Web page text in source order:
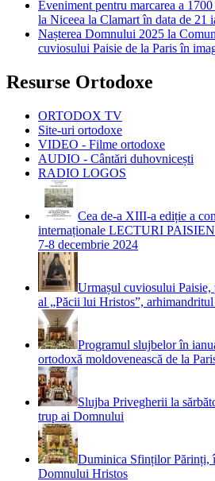
Eveniment pentru marcarea a
la Niceea la Clamart în data de 21
Nașterea Domnului 2025 la
cuviosului Paisie de la Paris în
Resurse Ortodoxe
ORTODOX TV
Site-uri ortodoxe
VIDEO - Filme ortodoxe
AUDIO - Cântări duhovnicești
RADIO LOGOS
Cea de-a XIII-a ediție a
internaționale LECTURI
7-8 decembrie 2024
Urmașul cuviosului
al „Păcii lui Hristos”,
Programul slujbelor în
ortodoxă moldovenească de la
Slujba Privegherii la
trup ai Domnului
Duminica Sfinților Părinți,
Domnului Hristos